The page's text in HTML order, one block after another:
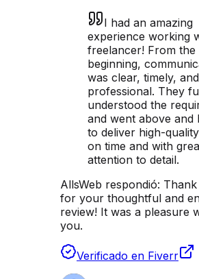
I had an amazing
experience working
freelancer! From the
beginning,
was clear, timely, and
professional. They
understood the
and went above and
to deliver high-
on time and with
attention to detail.
AllsWeb respondió:
for your thoughtful and
review! It was a pleasure
you.
Verificado en Fiverr